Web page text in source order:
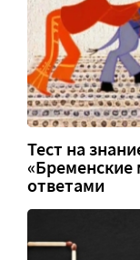
Тест на
«Бременские
ответами